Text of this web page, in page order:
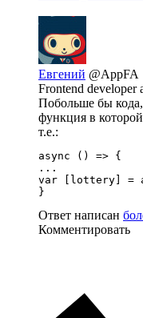
Евгений @AppFA
Frontend developer
Побольше бы
функция в
т.е.:
async () => {
...
var [lottery] =
}
Ответ написан
Комментировать